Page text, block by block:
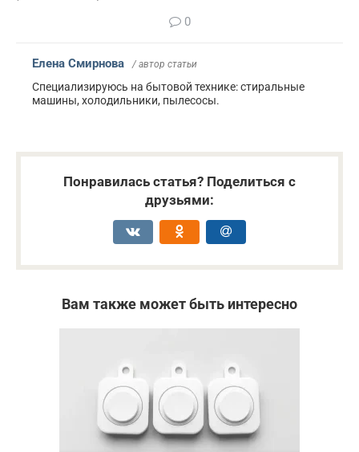
0
Елена Смирнова / автор статьи
Специализируюсь на бытовой технике: стиральные
машины, холодильники, пылесосы.
Понравилась статья? Поделиться с
друзьями:
Вам также может быть интересно